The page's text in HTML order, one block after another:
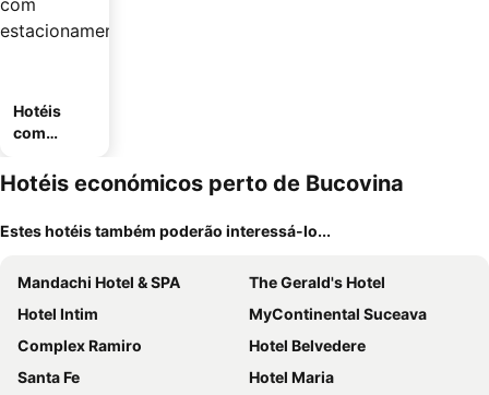
Hotéis
com
mento
Hotéis económicos perto de Bucovina
Estes hotéis também poderão interessá-lo...
Mandachi Hotel & SPA
The Gerald's Hotel
Hotel Intim
MyContinental Suceava
Complex Ramiro
Hotel Belvedere
Santa Fe
Hotel Maria